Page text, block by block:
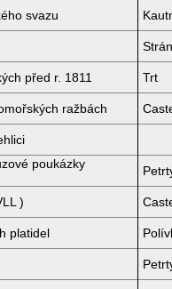
svazu
před r. 1811 Trt
ražbách
poukázky
)
platidel